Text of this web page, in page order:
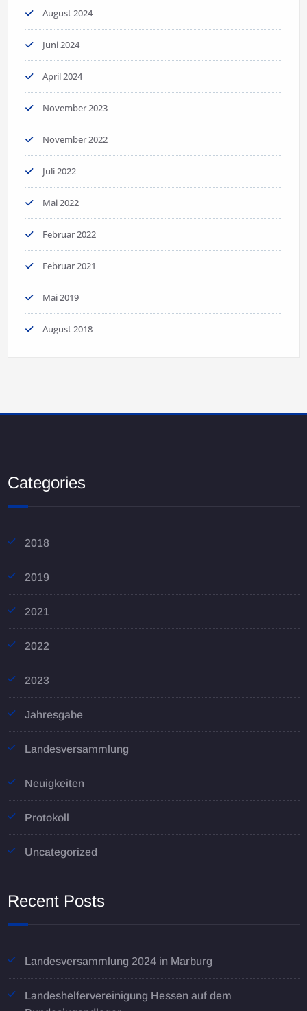
August 2024
Juni 2024
April 2024
November 2023
November 2022
Juli 2022
Mai 2022
Februar 2022
Februar 2021
Mai 2019
August 2018
Categories
2018
2019
2021
2022
2023
Jahresgabe
Landesversammlung
Neuigkeiten
Protokoll
Uncategorized
Recent Posts
Landesversammlung 2024 in Marburg
Landeshelfervereinigung Hessen auf dem